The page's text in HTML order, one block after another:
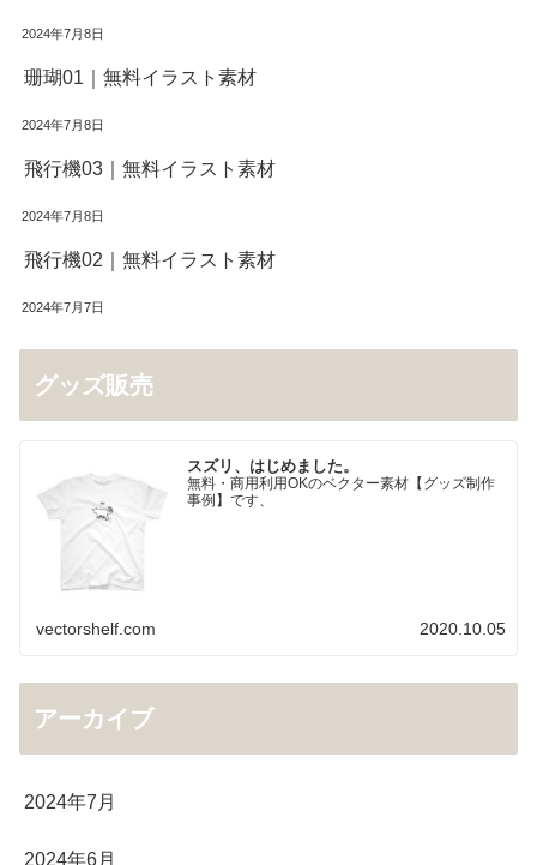
2024年7月8日
珊瑚01｜無料イラスト素材
2024年7月8日
飛行機03｜無料イラスト素材
2024年7月8日
飛行機02｜無料イラスト素材
2024年7月7日
グッズ販売
スズリ、はじめました。
無料・商用利用OKのベクター素材【グッズ制作
事例】です、
vectorshelf.com 2020.10.05
アーカイブ
2024年7月
2024年6月